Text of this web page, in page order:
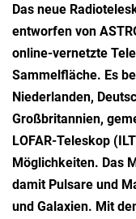
Das neue
entworfen von
online-vernetzte
Sammelfläche. Es
Niederlanden,
Großbritannien,
LOFAR-Teleskop
Möglichkeiten. Das
damit Pulsare und
und Galaxien. Mit